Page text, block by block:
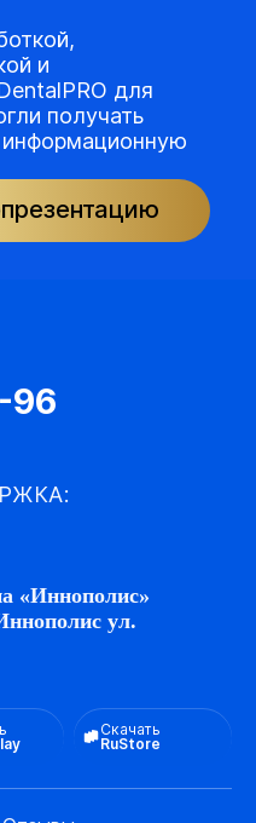
и
для
получать
96
«Иннополис»
ул.
Скачать
RuStore